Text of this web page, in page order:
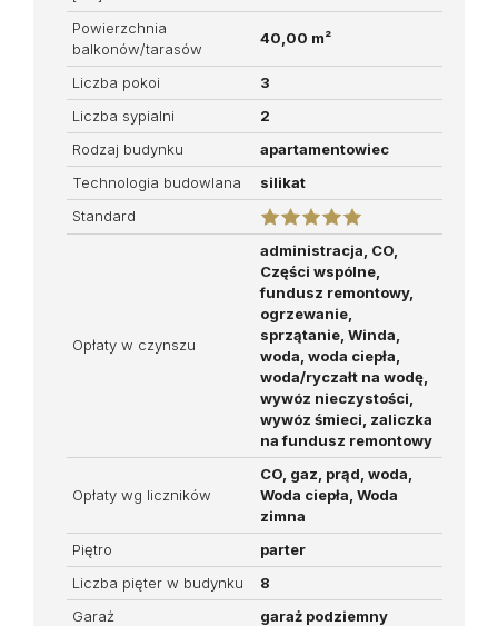
Powierzchnia
balkonów/tarasów
40,00 m²
Liczba pokoi
3
Liczba sypialni
2
Rodzaj budynku
apartamentowiec
Technologia budowlana
silikat
Standard
Opłaty w czynszu
administracja, CO,
Części wspólne,
fundusz remontowy,
ogrzewanie,
sprzątanie, Winda,
woda, woda ciepła,
woda/ryczałt na wodę,
wywóz nieczystości,
wywóz śmieci, zaliczka
na fundusz remontowy
Opłaty wg liczników
CO, gaz, prąd, woda,
Woda ciepła, Woda
zimna
Piętro
parter
Liczba pięter w budynku
8
Garaż
garaż podziemny